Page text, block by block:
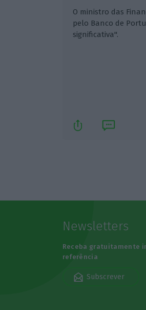
O ministro das
pelo Banco de
significativa".
Newsletters
Receba gratuitamente
referência
Subscrever